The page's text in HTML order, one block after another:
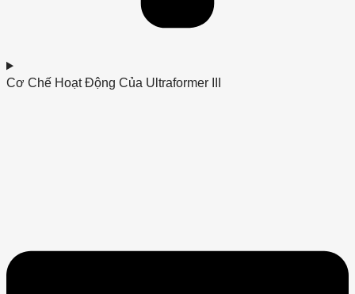
Cơ Chế Hoạt Động Của Ultraformer III